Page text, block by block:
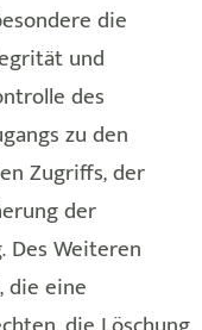
die
und
des
zu den
Zugriffs, der
der
Des Weiteren
die eine